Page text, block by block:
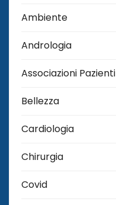
Ambiente
Andrologia
Associazioni Pazienti
Bellezza
Cardiologia
Chirurgia
Covid